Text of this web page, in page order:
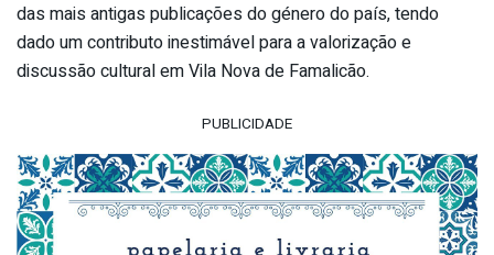
das mais antigas publicações do género do país, tendo
dado um contributo inestimável para a valorização e
discussão cultural em Vila Nova de Famalicão.
PUBLICIDADE